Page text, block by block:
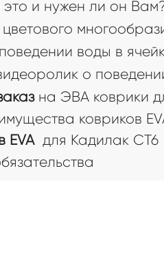
это и нужен ли он
воды в
о
на ЭВА коврики
ковриков
EVAдля Кадилак CТ6